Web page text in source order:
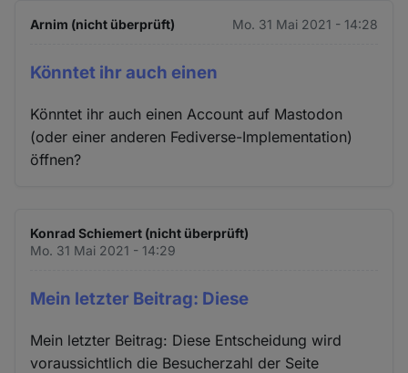
Arnim (nicht überprüft) Mo. 31 Mai 2021 - 14:28
Könntet ihr auch einen
Könntet ihr auch einen Account auf Mastodon
(oder einer anderen Fediverse-Implementation)
öffnen?
Konrad Schiemert (nicht überprüft)
Mo. 31 Mai 2021 - 14:29
Mein letzter Beitrag: Diese
Mein letzter Beitrag: Diese Entscheidung wird
voraussichtlich die Besucherzahl der Seite